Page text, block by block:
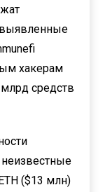
выявленные
хакерам
средств
($13 млн)